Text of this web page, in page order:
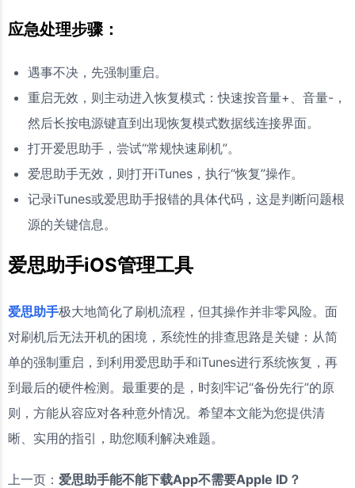
应急处理步骤：
遇事不决，先强制重启。
重启无效，则主动进入恢复模式：快速按音量+、音量-，
然后长按电源键直到出现恢复模式数据线连接界面。
打开爱思助手，尝试“常规快速刷机”。
爱思助手无效，则打开iTunes，执行“恢复”操作。
记录iTunes或爱思助手报错的具体代码，这是判断问题根
源的关键信息。
爱思助手iOS管理工具
爱思助手极大地简化了刷机流程，但其操作并非零风险。面
对刷机后无法开机的困境，系统性的排查思路是关键：从简
单的强制重启，到利用爱思助手和iTunes进行系统恢复，再
到最后的硬件检测。最重要的是，时刻牢记“备份先行”的原
则，方能从容应对各种意外情况。希望本文能为您提供清
晰、实用的指引，助您顺利解决难题。
上一页： 爱思助手能不能下载App不需要Apple ID？